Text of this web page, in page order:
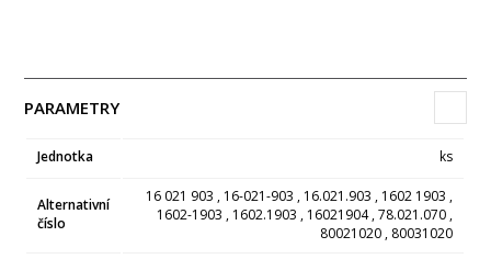
PARAMETRY
Jednotka ks
Alternativní
číslo
16 021 903 , 16-021-903 , 16.021.903 , 1602 1903 ,
1602-1903 , 1602.1903 , 16021904 , 78.021.070 ,
80021020 , 80031020